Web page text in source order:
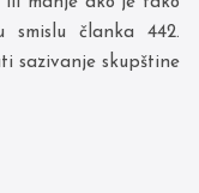
smislu članka 442.
sazivanje skupštine